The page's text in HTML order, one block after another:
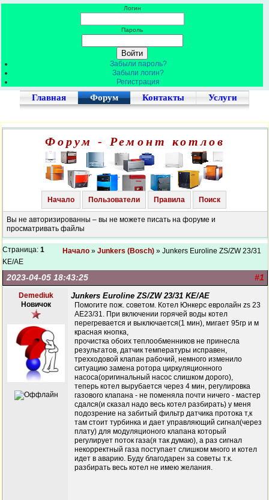
Логин
Пароль
Забыли пароль?
Забыли логин?
Регистрация
Главная Форум Контакты Услуги
Форум - Ремонт котлов
Начало Пользователи Правила Поиск
Вы не авторизированны – вы не можете писать на форуме и
просматривать файлы
Страница: 1 Начало » Junkers (Bosch) » Junkers Euroline ZS/ZW 23/31
KE/AE
#1
2023-04-05 18:43:25
Demediuk
Новичок
Junkers Euroline ZS/ZW 23/31 KE/AE
Помогите пож. советом. Котел Юнкерс евролайн zs 23
AE23/31. При включении горячей воды котел
перегревается и выключается(1 мин), мигает 95гр и м
красная кнопка,
прочистка обоих теплообменников не принесла
результатов, датчик температуры исправен,
трехходовой клапан рабочий, немного изменило
ситуацию замена ротора циркуляционного
насоса(оригинальный насос слишком дорого),
теперь котел вырубается через 4 мин, регулировка
газового клапана - не поменяла почти ничего - мастер
сдался(и сказал надо весь котел разбирать) у меня
подозрение на забитый фильтр датчика протока т,к
там стоит турбинка и дает управляющий сигнал(через
плату) для модуляционого клапана который
регулирует поток газа(я так думаю), а раз сигнал
некорректный газа поступает слишком много и котел
идет в аварию. Буду благодарен за советы т.к.
разбирать весь котел не имею желания.